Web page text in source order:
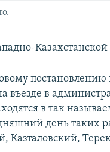
постановлению
въезде в
в так
день таких
Казталовский,